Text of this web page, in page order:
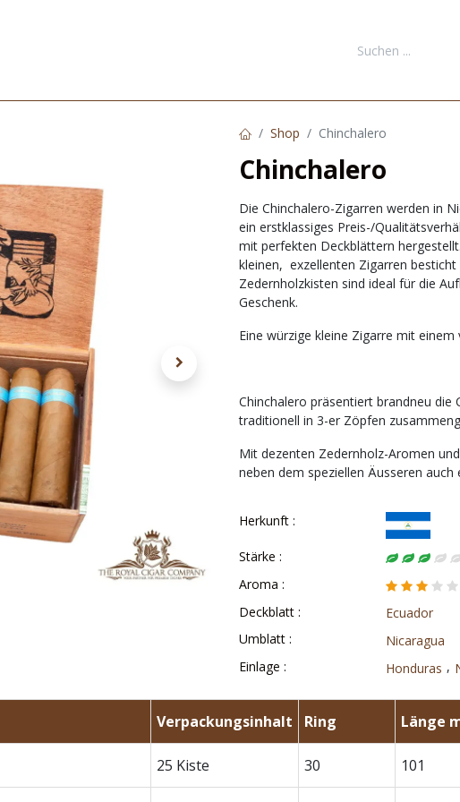
NEUKUNDE
Shop Chinchalero
Chinchalero
Die Chinchalero-Zigarren werden in
ein erstklassiges Preis-/
mit perfekten Deckblättern
kleinen, exzellenten Zigarren
Zedernholzkisten sind ideal für die
Geschenk.
Eine würzige kleine Zigarre mit
Chinchalero präsentiert brandneu die
traditionell in 3-er Zöpfen
Mit dezenten Zedernholz-Aromen
neben dem speziellen Äusseren auch
Herkunft :
Stärke :
Aroma :
Deckblatt :
Ecuador
Umblatt :
Nicaragua
Einlage :
Honduras ,
Verpackungsinhalt Ring Länge
25 Kiste 30 101